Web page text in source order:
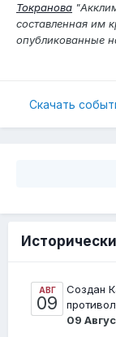
Токранова
составленная им
опубликованные
Скачать
АВГ
09
Создан
09